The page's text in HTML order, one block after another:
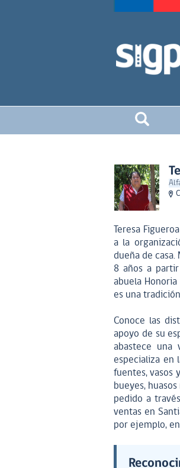
Teresa
a la
dueña de
8 años a
abuela
es una
Conoce las
apoyo de su
abastece una
especializa en
fuentes, vasos
bueyes,
pedido a
ventas en
por ejemplo,